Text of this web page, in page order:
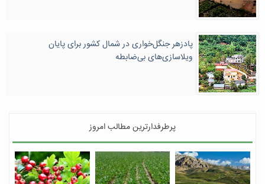
پادزهر جنگل‌خواری در شمال کشور برای پایان
ویلاسازی‌های بی‌ضابطه
پرطرفدارترین مطالب امروز